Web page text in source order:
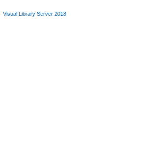
Visual Library Server 2018